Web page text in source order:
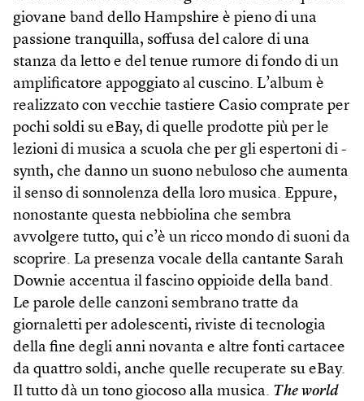
giovane band dello Hampshire è pieno di una
passione tranquilla, soffusa del calore di una
stanza da letto e del tenue rumore di fondo di un
amplificatore appoggiato al cuscino. L’album è
realizzato con vecchie tastiere Casio comprate per
pochi soldi su eBay, di quelle prodotte più per le
lezioni di musica a scuola che per gli espertoni di ­
syn­th, che danno un suono nebuloso che aumenta
il senso di sonnolenza della loro musica. Eppure,
nonostante questa nebbiolina che sembra
avvolgere tutto, qui c’è un ricco mondo di suoni da
scoprire. La presenza vocale della cantante Sarah
Downie accentua il fascino oppioide della band.
Le parole delle canzoni sembrano tratte da
giornaletti per adolescenti, riviste di tecnologia
della fine degli anni novanta e altre fonti cartacee
da quattro soldi, anche quelle recuperate su eBay.
Il tutto dà un tono giocoso alla musica. The world